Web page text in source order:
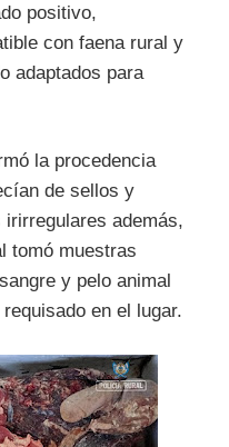
positivo,
con faena rural y
adaptados para
la procedencia
de sellos y
además,
tomó muestras
y pelo animal
en el lugar.